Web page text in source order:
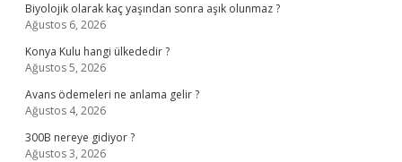
Biyolojik olarak kaç yaşından sonra aşık olunmaz ?
Ağustos 6, 2026
Konya Kulu hangi ülkededir ?
Ağustos 5, 2026
Avans ödemeleri ne anlama gelir ?
Ağustos 4, 2026
300B nereye gidiyor ?
Ağustos 3, 2026